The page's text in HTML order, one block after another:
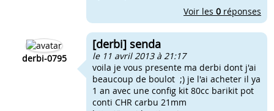
Voir les 0 réponses
derbi-0795
[derbi] senda
le 11 avril 2013 à 21:17
voila je vous presente ma derbi dont j'ai
beaucoup de boulot ;) je l'ai acheter il ya
1 an avec une config kit 80cc barikit pot
conti CHR carbu 21mm